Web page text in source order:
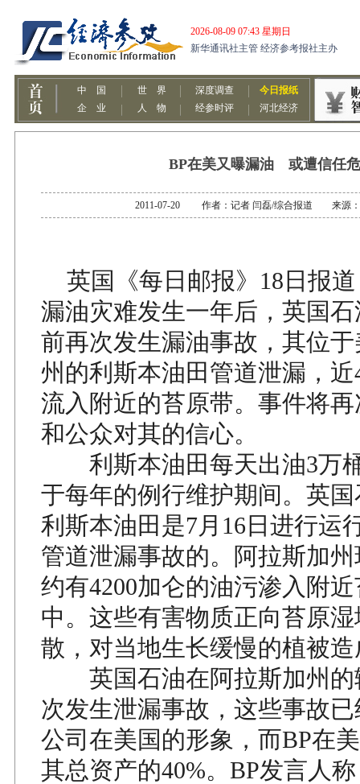
BP在美又曝漏油 或遭信任
2011-07-20 作者：记者 闫磊/综合报道 来源：
英国《每日邮报》18日报
漏油灾难发生一年后，英国
前再次发生漏油事故，其位
州的利斯本油田管道泄漏，近
流入附近的苔原带。事件将
和公众对其的信心。
利斯本油田每天出油3万
于每年的例行维护期间。英
利斯本油田是7月16日进行运
管道泄漏事故的。阿拉斯加
约有4200加仑的油污渗入附
中。这些有害物质正向苔原
散，对当地生长缓慢的植被
英国石油在阿拉斯加州的
次发生泄漏事故，这些事故
公司在美国的形象，而BP在
其总资产的40%。BP发言人